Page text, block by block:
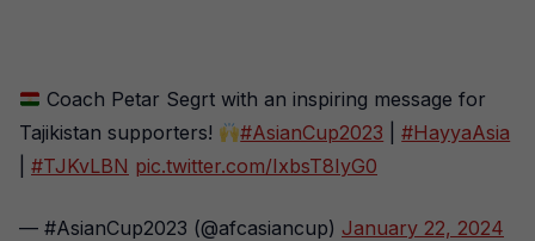
Coach Petar Segrt with an inspiring message for
Tajikistan supporters!
#AsianCup2023 |#HayyaAsia
#TJKvLBN pic.twitter.com/IxbsT8IyG0
— #AsianCup2023 (@afcasiancup) January 22, 2024